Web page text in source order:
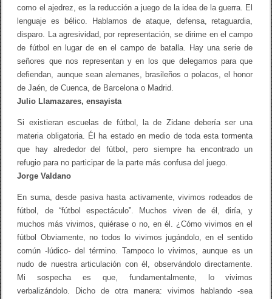
como el ajedrez, es la reducción a juego de la idea de la guerra. El
lenguaje es bélico. Hablamos de ataque, defensa, retaguardia,
disparo. La agresividad, por representación, se dirime en el campo
de fútbol en lugar de en el campo de batalla. Hay una serie de
señores que nos representan y en los que delegamos para que
defiendan, aunque sean alemanes, brasileños o polacos, el honor
de Jaén, de Cuenca, de Barcelona o Madrid.
Julio Llamazares, ensayista
Si existieran escuelas de fútbol, la de Zidane debería ser una
materia obligatoria. Él ha estado en medio de toda esta tormenta
que hay alrededor del fútbol, pero siempre ha encontrado un
refugio para no participar de la parte más confusa del juego.
Jorge Valdano
En suma, desde pasiva hasta activamente, vivimos rodeados de
fútbol, de “fútbol espectáculo”. Muchos viven de él, diría, y
muchos más vivimos, quiérase o no, en él. ¿Cómo vivimos en el
fútbol Obviamente, no todos lo vivimos jugándolo, en el sentido
común -lúdico- del término. Tampoco lo vivimos, aunque es un
nudo de nuestra articulación con él, observándolo directamente.
Mi sospecha es que, fundamentalmente, lo vivimos
verbalizándolo. Dicho de otra manera: vivimos hablando -sea